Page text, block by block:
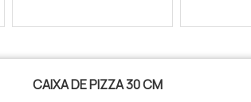
CAIXA DE PIZZA 30 CM